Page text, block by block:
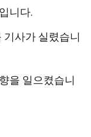
니다.
기사가 실렸습니
을 일으켰습니